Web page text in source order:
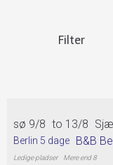
Filter
sø 9/8 to 13/8
Berlin 5 dage B&B
Mere end 8